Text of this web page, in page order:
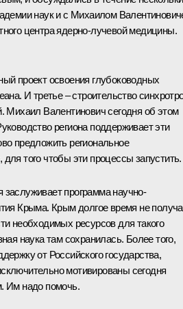
наук и с Михаилом
центра ядерно-лучевой медицины.
проект освоения глубоководных
И третье – строительство
Михаил Валентинович сегодня об этом
региона поддерживает эти
предложить региональное
того чтобы эти процессы запустить.
программа научно-
Крыма. Крым долгое время не
необходимых ресурсов для такого
наука там сохранилась. Более того,
от Российского государства,
мотивированы сегодня
Им надо помочь.